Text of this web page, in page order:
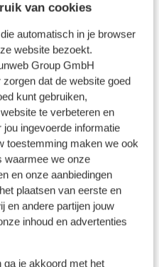
van cookies
automatisch in je browser
website bezoekt.
Group GmbH
dat de website goed
kunt gebruiken,
te verbeteren en
ingevoerde informatie
toestemming maken we ook
waarmee we onze
en onze aanbiedingen
plaatsen van eerste en
en andere partijen jouw
inhoud en advertenties
je akkoord met het
op kaart
ligstoelen (gratis) ,
parasol)
40, kilometer
de